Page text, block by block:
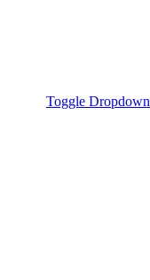
Toggle Dropdown